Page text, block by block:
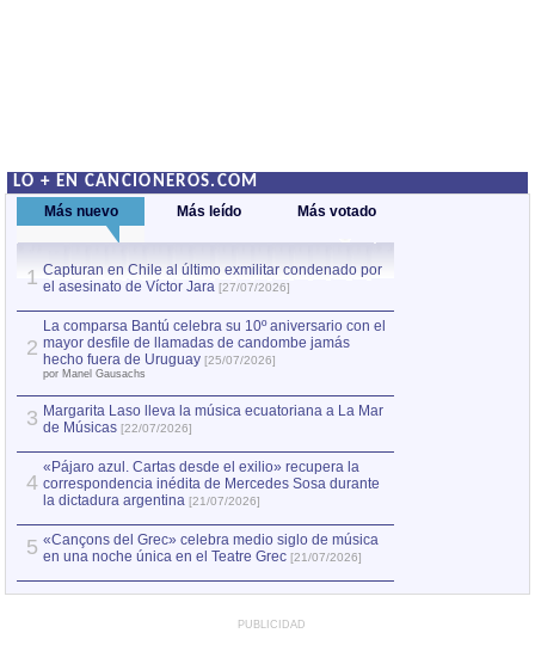
LO + EN CANCIONEROS.COM
Más nuevo Más leído Más votado
1 Capturan en Chile al último exmilitar condenado por
el asesinato de Víctor Jara [27/07/2026]
2
La comparsa Bantú celebra su 10º aniversario con el
mayor desfile de llamadas de candombe jamás
hecho fuera de Uruguay [25/07/2026]
por Manel Gausachs
3 Margarita Laso lleva la música ecuatoriana a La Mar
de Músicas [22/07/2026]
4
«Pájaro azul. Cartas desde el exilio» recupera la
correspondencia inédita de Mercedes Sosa durante
la dictadura argentina [21/07/2026]
5 «Cançons del Grec» celebra medio siglo de música
en una noche única en el Teatre Grec [21/07/2026]
PUBLICIDAD